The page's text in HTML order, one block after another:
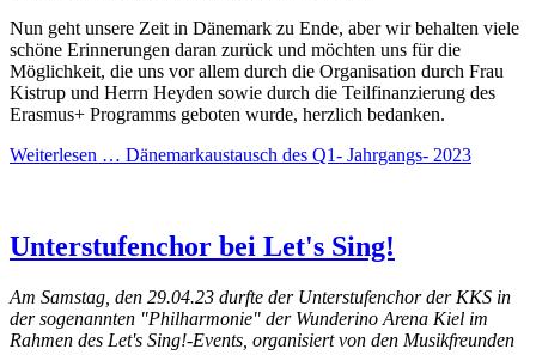
Nun geht unsere Zeit in Dänemark zu Ende, aber wir behalten viele
schöne Erinnerungen daran zurück und möchten uns für die
Möglichkeit, die uns vor allem durch die Organisation durch Frau
Kistrup und Herrn Heyden sowie durch die Teilfinanzierung des
Erasmus+ Programms geboten wurde, herzlich bedanken.
Weiterlesen … Dänemarkaustausch des Q1- Jahrgangs- 2023
Unterstufenchor bei Let's Sing!
Am Samstag, den 29.04.23 durfte der Unterstufenchor der KKS in
der sogenannten "Philharmonie" der Wunderino Arena Kiel im
Rahmen des Let's Sing!-Events, organisiert von den Musikfreunden